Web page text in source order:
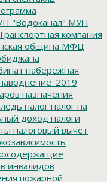
"Водоканал" МУП
компания
община МФЦ
набережная
назначения
налог налог на
доход налоги
налоговый вычет
инвалидов
пожарной